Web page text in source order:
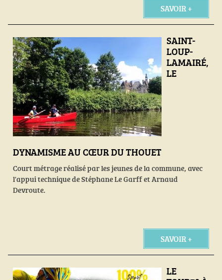
SAVOIR +
SAINT-
LOUP-
LAMAIRÉ,
LE
DYNAMISME AU CŒUR DU THOUET
Court métrage réalisé par les jeunes de la commune, avec
l'appui technique de Stéphane Le Garff et Arnaud
Devroute.
SAVOIR +
LE